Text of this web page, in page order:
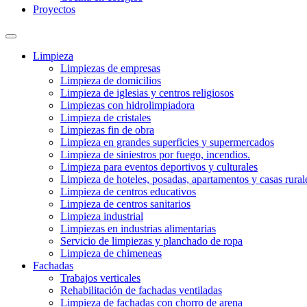
Proyectos
Limpieza
Limpiezas de empresas
Limpieza de domicilios
Limpieza de iglesias y centros religiosos
Limpiezas con hidrolimpiadora
Limpieza de cristales
Limpiezas fin de obra
Limpieza en grandes superficies y supermercados
Limpieza de siniestros por fuego, incendios.
Limpieza para eventos deportivos y culturales
Limpieza de hoteles, posadas, apartamentos y casas
Limpieza de centros educativos
Limpieza de centros sanitarios
Limpieza industrial
Limpiezas en industrias alimentarias
Servicio de limpiezas y planchado de ropa
Limpieza de chimeneas
Fachadas
Trabajos verticales
Rehabilitación de fachadas ventiladas
Limpieza de fachadas con chorro de arena